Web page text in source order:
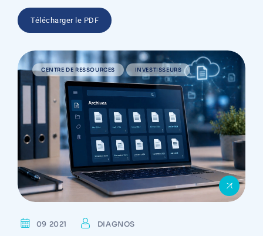
Télécharger le PDF
CENTRE DE RESSOURCES INVESTISSEURS
09 2021 DIAGNOS